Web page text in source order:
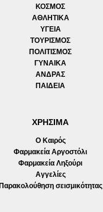
ΚΟΣΜΟΣ
ΑΘΛΗΤΙΚΑ
ΥΓΕΙΑ
ΤΟΥΡΙΣΜΟΣ
ΠΟΛΙΤΙΣΜΟΣ
ΓΥΝΑΙΚΑ
ΑΝΔΡΑΣ
ΠΑΙΔΕΙΑ
ΧΡΗΣΙΜΑ
Ο Καιρός
Φαρμακεία Αργοστόλι
Φαρμακεία Ληξούρι
Αγγελίες
σεισμικότητας